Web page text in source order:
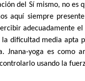
del Sí mismo, no es
aquí siempre
adecuadamente
la dificultad media apta
Jnana-yoga es como
usando la